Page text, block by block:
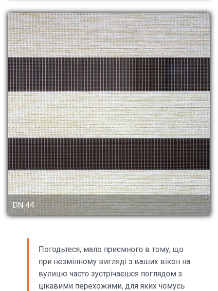
DN 44
Погодьтеся, мало приємного в тому, що
при незмінному вигляді з ваших вікон на
вулицю часто зустрічаєшся поглядом з
цікавими перехожими, для яких чомусь